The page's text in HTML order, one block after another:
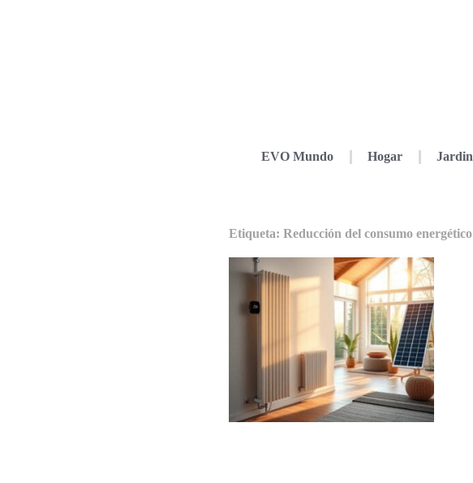
EVO Mundo Hogar Jardin
Etiqueta: Reducción del consumo energético